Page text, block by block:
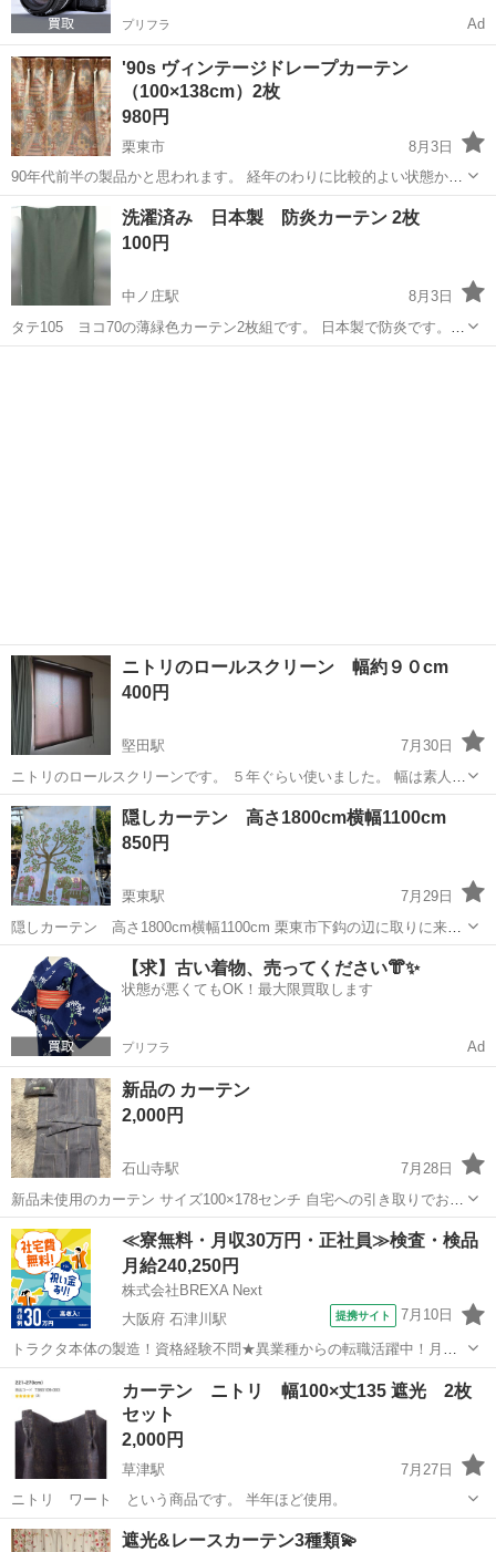
プリフラ Ad
'90s ヴィンテージドレープカーテン
（100×138cm）2枚
980円
栗東市
8月3日
90年代前半の製品かと思われます。 経年のわりに比較的よい状態かと
思います。 遮光カーテンではありません。 【サイズ】 ・約 幅100×丈
138cm 【状態】 ・中古品 使用感あり ...
滋賀 栗東市 カーテン、ブラインド
洗濯済み 日本製 防炎カーテン 2枚
100円
中ノ庄駅
8月3日
タテ105 ヨコ70の薄緑色カーテン2枚組です。 日本製で防炎です。
写真1枚目と2枚目の中間くらいの色味です。 寝室の小さい窓用にカイ
ニトリのロールスクリーン 幅約９０cm
400円
堅田駅
7月30日
ニトリのロールスクリーンです。 ５年ぐらい使いました。 幅は素人実
寸で８８cmです。
滋賀 大津市 カーテン、ブラインド
ロールスクリーン
隠しカーテン 高さ1800cm横幅1100cm
850円
栗東駅
7月29日
隠しカーテン 高さ1800cm横幅1100cm 栗東市下鈎の辺に取りに来て
頂けると幸いです。 郵送の場合は430円になります。 ご検討よろしく
お願い申し上げます。
滋賀 栗東駅 カーテン、ブラインド カーテン
【求】古い着物、売ってください👘✨
状態が悪くてもOK！最大限買取します
プリフラ Ad
新品の カーテン
2,000円
石山寺駅
7月28日
新品未使用のカーテン サイズ100×178センチ 自宅への引き取りでお願
いします
滋賀 大津市 石山寺駅 カーテン、ブラインド カーテン
≪寮無料・月収30万円・正社員≫検査・検品
月給240,250円
株式会社BREXA Next
大阪府 石津川駅
提携サイト 7月10日
トラクタ本体の製造！資格経験不問★異業種からの転職活躍中！月収
例29万円以上！生活支援物資事前対応可◎即日入寮OK！寮費はずっと
無料＆備品付き1R寮完備！赴任旅費会社負担！工場まで無料送迎あり
◎《大阪府堺市》 人気の工場の...
大阪 その他
カーテン ニトリ 幅100×丈135 遮光 2枚
セット
2,000円
草津駅
7月27日
ニトリ ワート という商品です。 半年ほど使用。
滋賀 草津市 草津駅 カーテン、ブラインド
遮光&レースカーテン3種類💫